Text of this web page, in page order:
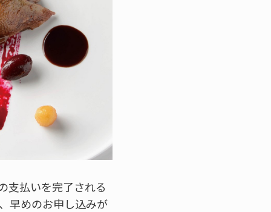
支払いを完了される
早めのお申し込みが